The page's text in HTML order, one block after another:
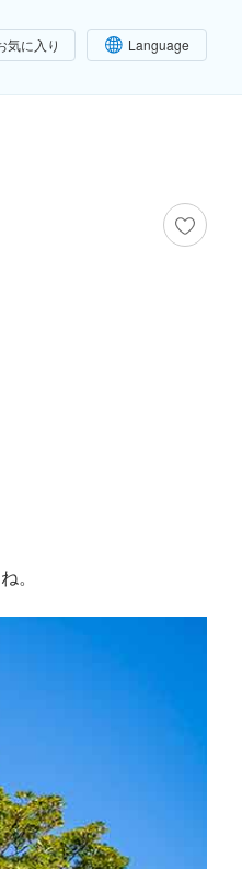
気に入り Language
。